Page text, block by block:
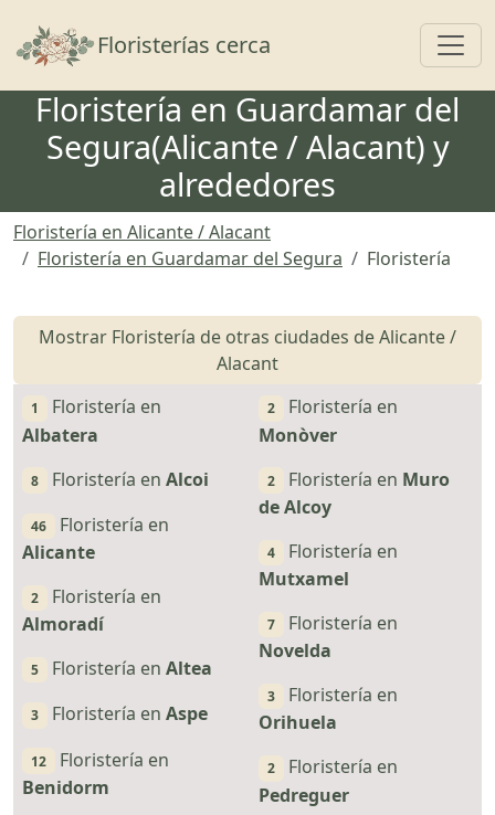
Floristerías cerca
Floristería en Guardamar del
Segura(Alicante / Alacant) y
alrededores
Floristería en Alicante / Alacant
Floristería en Guardamar del Segura
Floristería
Mostrar Floristería de otras ciudades de Alicante /
Alacant
1
Floristería en
Albatera
8 Floristería en Alcoi
46
Floristería en
Alicante
2
Floristería en
Almoradí
5 Floristería en Altea
3 Floristería en Aspe
12
Floristería en
Benidorm
2
Floristería en
Monòver
2 Floristería en Muro
de Alcoy
4
Floristería en
Mutxamel
7
Floristería en
Novelda
3
Floristería en
Orihuela
2
Floristería en
Pedreguer